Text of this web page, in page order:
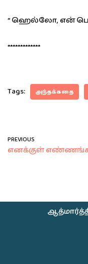
” ஹெல்லோ, என்
*************
Tags: அந்தக்கதை
PREVIOUS
எனக்குள்